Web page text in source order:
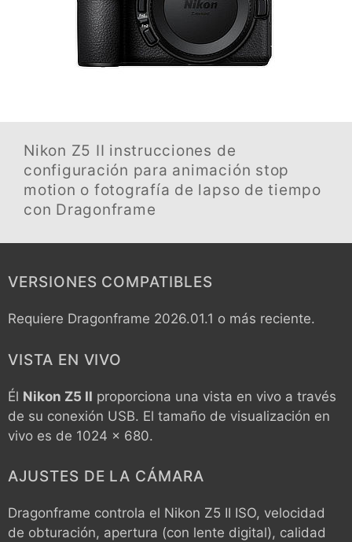
Nikon Z5 II instrucciones de
configuración para animación stop
motion o fotografía de lapso de tiempo
con Dragonframe
VERSIONES COMPATIBLES
Requiere Dragonframe 2026.01.1 o más reciente.
VISTA EN VIVO
Él Nikon Z5 II proporciona una vista en vivo a través
de su conexión USB. El tamaño de visualización en
vivo es de 1024 x 680.
AJUSTES DE LA CÁMARA
Dragonframe controla el Nikon Z5 II ISO, velocidad
de obturación, apertura (con lente digital), calidad